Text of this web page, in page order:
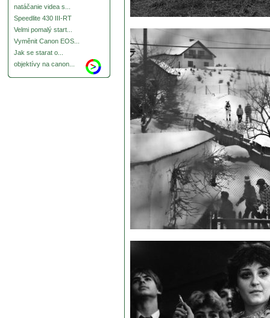
natáčanie videa s...
Speedlite 430 III-RT
Velmi pomalý start...
Vyměnit Canon EOS...
Jak se starat o...
objektívy na canon...